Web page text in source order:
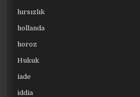
hırsızlık
hollanda
horoz
Hukuk
iade
iddia